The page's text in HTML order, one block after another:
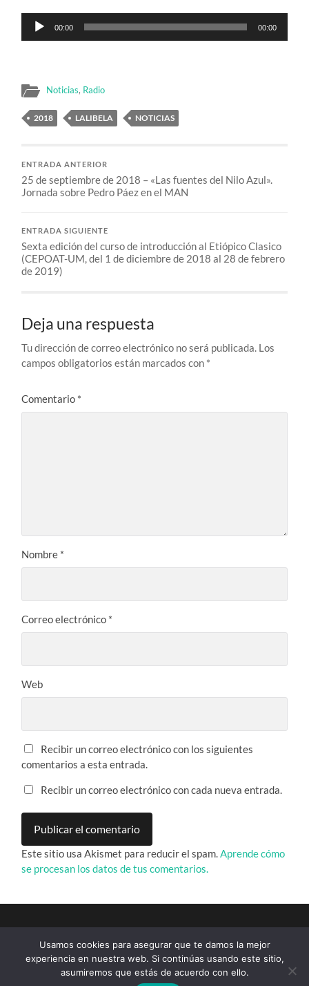
Reproductor
audio
00:00 00:00
Noticias, Radio
2018 LALIBELA NOTICIAS
ENTRADA ANTERIOR
25 de septiembre de 2018 – «Las fuentes del Nilo Azul».
Jornada sobre Pedro Páez en el MAN
ENTRADA SIGUIENTE
Sexta edición del curso de introducción al Etiópico Clasico
(CEPOAT-UM, del 1 de diciembre de 2018 al 28 de febrero
de 2019)
Deja una respuesta
Tu dirección de correo electrónico no será publicada. Los
campos obligatorios están marcados con *
Comentario *
Nombre *
Correo electrónico *
Web
Recibir un correo electrónico con los siguientes
comentarios a esta entrada.
Recibir un correo electrónico con cada nueva entrada.
Este sitio usa Akismet para reducir el spam.Aprende cómo
se procesan los datos de tus comentarios.
Usamos cookies para asegurar que te damos la mejor
experiencia en nuestra web. Si continúas usando este sitio,
asumiremos que estás de acuerdo con ello.